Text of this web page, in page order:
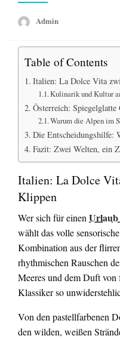
Admin
Table of Contents
Italien: La Dolce Vita
Kulinarik und Kultur
Österreich:
Warum die Alpen im
Die Entscheidungshilfe:
Fazit: Zwei Welten, ein
Italien: La Dolce
Klippen
Wer sich für einen Urlaub
wählt das volle
Kombination aus der
rhythmischen Rauschen
Meeres und dem Duft
Klassiker so
Von den pastellfarbenen
den wilden, weißen